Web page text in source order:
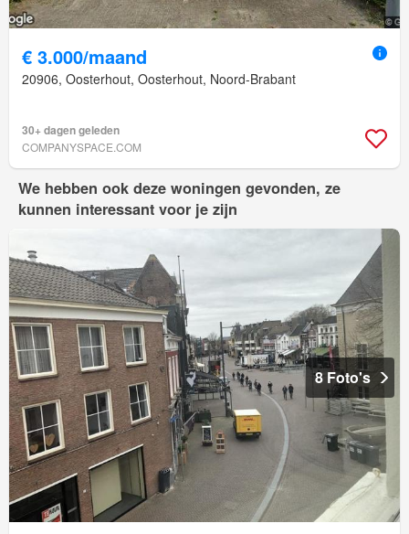
€ 3.000/maand
20906, Oosterhout, Oosterhout, Noord-Brabant
30+ dagen geleden
COMPANYSPACE.COM
We hebben ook deze woningen gevonden, ze
kunnen interessant voor je zijn
8 Foto's